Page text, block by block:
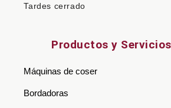
Tardes cerrado
Productos y Servicios
Máquinas de coser
Bordadoras